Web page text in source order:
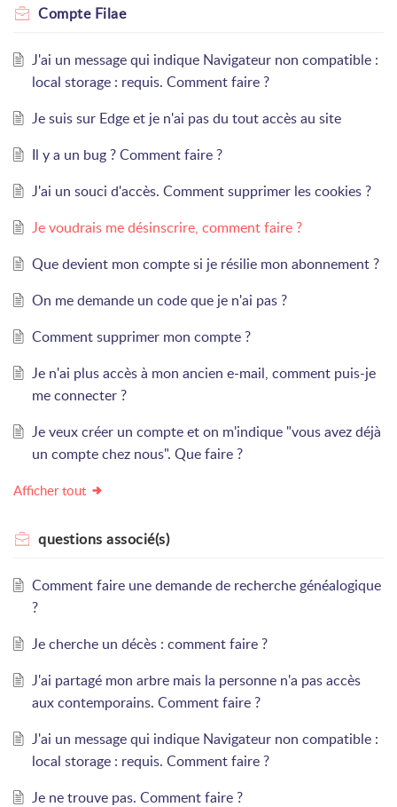
Compte Filae
J'ai un message qui indique Navigateur non compatible :
local storage : requis. Comment faire ?
Je suis sur Edge et je n'ai pas du tout accès au site
Il y a un bug ? Comment faire ?
J'ai un souci d'accès. Comment supprimer les cookies ?
Je voudrais me désinscrire, comment faire ?
Que devient mon compte si je résilie mon abonnement ?
On me demande un code que je n'ai pas ?
Comment supprimer mon compte ?
Je n'ai plus accès à mon ancien e-mail, comment puis-je
me connecter ?
Je veux créer un compte et on m'indique "vous avez déjà
un compte chez nous". Que faire ?
Afficher tout
questions associé(s)
Comment faire une demande de recherche généalogique
?
Je cherche un décès : comment faire ?
J'ai partagé mon arbre mais la personne n'a pas accès
aux contemporains. Comment faire ?
J'ai un message qui indique Navigateur non compatible :
local storage : requis. Comment faire ?
Je ne trouve pas. Comment faire ?